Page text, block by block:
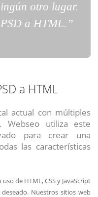
otro lugar.
a HTML.”
a HTML
actual con múltiples
Webseo utiliza este
para crear una
las características
de HTML, CSS y JavaScript
Nuestros sitios web